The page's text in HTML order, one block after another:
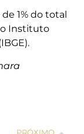
1% do total
Instituto